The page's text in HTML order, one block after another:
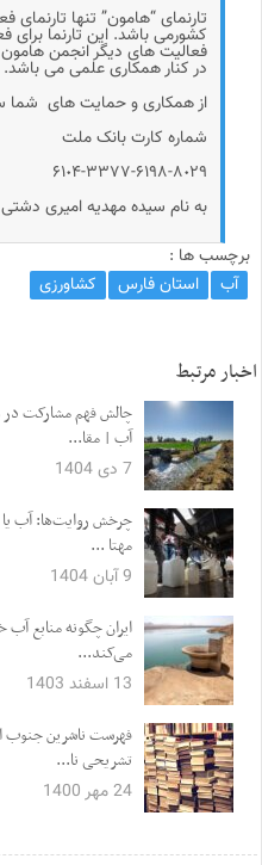
تارنمای “هامون” تنها
کشورمی باشد. این تارنما
فعالیت های دیگر انجمن
در کنار همکاری علمی می باشد.
از همکاری و حمایت های شما
شماره کارت بانک ملت
۶۱٠۴-۳۳۷۷-۶۱۹۸-۸٠۲۹
به نام سیده مهدیه امیری دشتی
برچسب ها :
آب
استان فارس کشاورزی
اخبار مرتبط
چالش فهم مشارکت در
آب | مقا...
7 دی 1404
چرخش روایت‌ها: آب
مهتا ...
9 آبان 1404
ایران چگونه منابع آب
می‌کند...
13 اسفند 1403
فهرست ناشرین جنوب
تشریحی نا...
24 مهر 1400